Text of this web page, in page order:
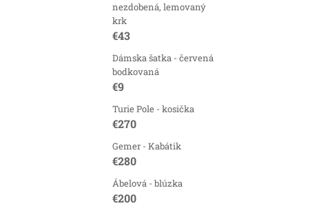
nezdobená, lemovaný
krk
€43
Dámska šatka - červená
bodkovaná
€9
Turie Pole - kosička
€270
Gemer - Kabátik
€280
Ábelová - blúzka
€200